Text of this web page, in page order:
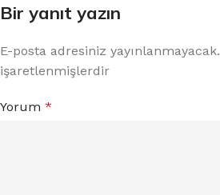
Bir yanıt yazın
E-posta adresiniz yayınlanmayacak.
işaretlenmişlerdir
Yorum *